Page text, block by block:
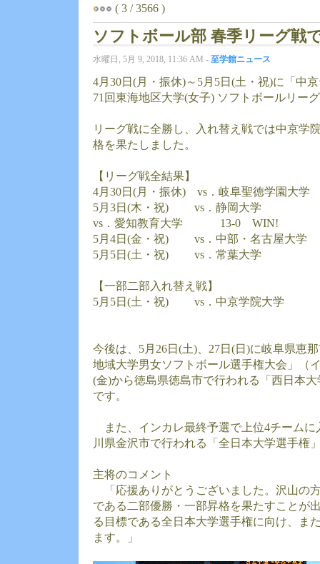
( 3 / 3566 )
ソフトボール部 春季リーグ戦
水曜日, 5月 9, 2018, 11:36 AM - 至学館ニュース
4月30日(月・振休)～5月5日(土・祝)に「中
71回東海地区大学(女子) ソフトボールリー
リーグ戦に全勝し、入れ替え戦では中京学
格を果たしました。
【リーグ戦全結果】
4月30日(月・振休) vs．岐阜聖徳学園
5月3日(木・祝) vs．静岡大学
vs．愛知教育大学 13-0 WIN!
5月4日(金・祝) vs．中部・名古屋大
5月5日(土・祝) vs．常葉大学
【一部二部入れ替え戦】
5月5日(土・祝) vs．中京学院大
今後は、5月26日(土)、27日(日)に岐阜県恵
地域大学男女ソフトボール選手権大会」（
(金)から徳島県徳島市で行われる「西日本
です。
また、インカレ最終予選で上位4チームに
川県金沢市で行われる「全日本大学選手権
主将のコメント
「応援ありがとうございました。沢山の
である二部優勝・一部昇格を果たすことが
る目標である全日本大学選手権に向け、ま
ます。」